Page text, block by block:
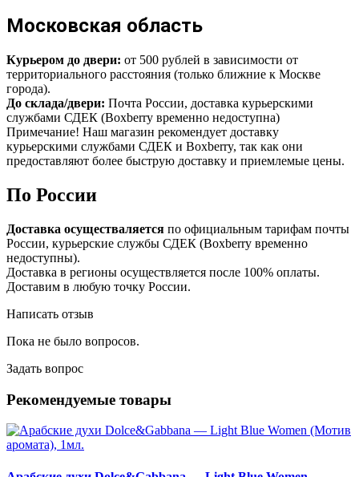
Московская область
Курьером до двери: от 500 рублей в зависимости от
территориального расстояния (только ближние к Москве
города).
До склада/двери: Почта России, доставка курьерскими
службами СДЕК (Boxberry временно недоступна)
Примечание! Наш магазин рекомендует доставку
курьерскими службами СДЕК и Boxberry, так как они
предоставляют более быструю доставку и приемлемые цены.
По России
Доставка осуществаляется по официальным тарифам почты
России, курьерские службы СДЕК (Boxberry временно
недоступны).
Доставка в регионы осуществляется после 100% оплаты.
Доставим в любую точку России.
Написать отзыв
Пока не было вопросов.
Задать вопрос
Рекомендуемые товары